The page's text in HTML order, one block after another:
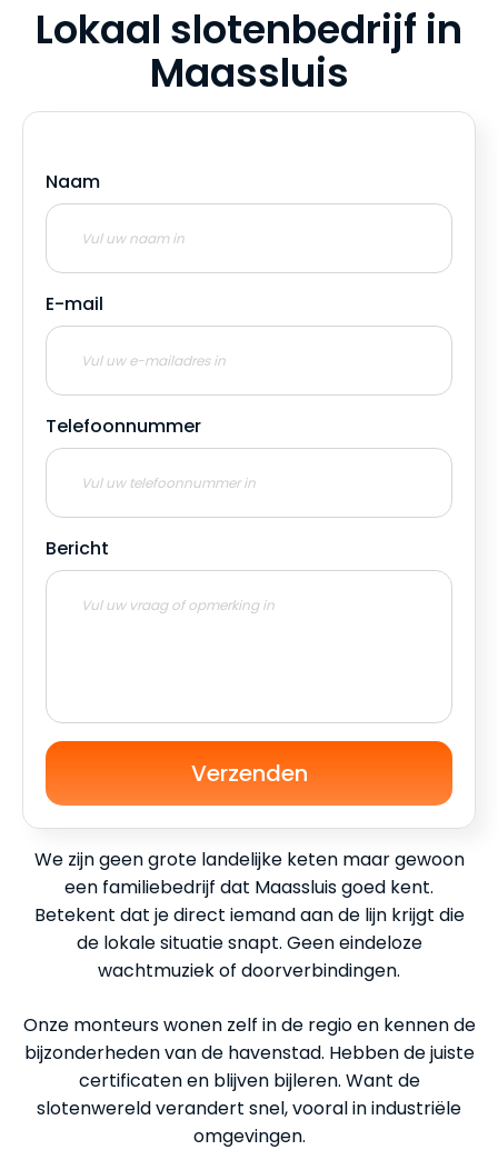
We zijn geen grote landelijke keten maar gewoon
een familiebedrijf dat Maassluis goed kent.
Betekent dat je direct iemand aan de lijn krijgt die
de lokale situatie snapt. Geen eindeloze
wachtmuziek of doorverbindingen.
Onze monteurs wonen zelf in de regio en kennen de
bijzonderheden van de havenstad. Hebben de juiste
certificaten en blijven bijleren. Want de
slotenwereld verandert snel, vooral in industriële
omgevingen.
Lokaal slotenbedrijf in
Maassluis
Naam
E-mail
Telefoonnummer
Bericht
Verzenden